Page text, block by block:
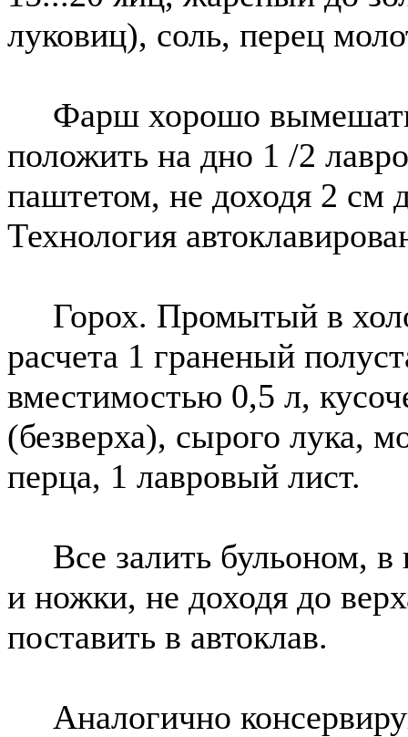
луковиц), соль, перец
Фарш хорошо
положить на дно 1 /2
паштетом, не доходя 2 см
Технология
Горох. Промытый в
расчета 1 граненый
вместимостью 0,5 л,
(безверха), сырого лука,
перца, 1 лавровый лист.
Все залить бульоном, в
и ножки, не доходя до
поставить в автоклав.
Аналогично